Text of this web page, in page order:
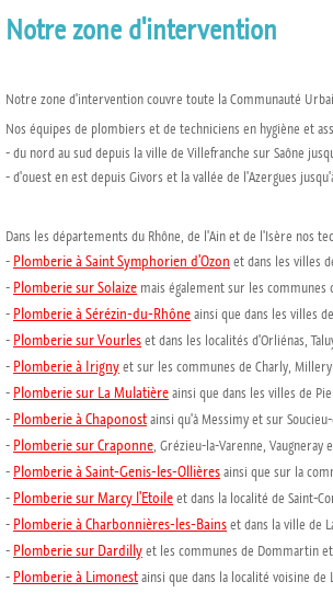
Notre zone d'intervention
Notre zone d'intervention couvre toute la Communauté
Nos équipes de plombiers et de techniciens en hygiène et
- du nord au sud depuis la ville de Villefranche sur Saône
- d'ouest en est depuis Givors et la vallée de l'Azergues
Dans les départements du Rhône, de l'Ain et de l'Isère nos
- Plomberie à Saint Symphorien d'Ozon et dans les villes
- Plomberie sur Solaize mais également sur les communes
- Plomberie à Sérézin-du-Rhôneainsi que dans les villes
- Plomberie sur Vourleset dans les localités d'Orliénas,
- Plomberie à Irignyet sur les communes de Charly, Millery
- Plomberie sur La Mulatièreainsi que dans les villes de
- Plomberie à Chaponostainsi qu'à Messimy et sur
- Plomberie sur Craponne, Grézieu-la-Varenne, Vaugneray
- Plomberie à Saint-Genis-les-Ollièresainsi que sur la
- Plomberie sur Marcy l'Etoileet dans la localité de Saint-
- Plomberie à Charbonnières-les-Bainset dans la ville de
- Plomberie sur Dardillyet les communes de Dommartin et
- Plomberie à Limonestainsi que dans la localité voisine de